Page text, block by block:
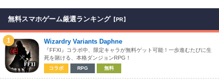
無料スマホゲーム厳選ランキング 【PR】
1 Wizardry Variants Daphne
『FFXI』コラボ中、限定キャラが無料ゲット可能！一歩進むたびに生
死を賭ける、本格ダンジョンRPG！
コラボ RPG 無料